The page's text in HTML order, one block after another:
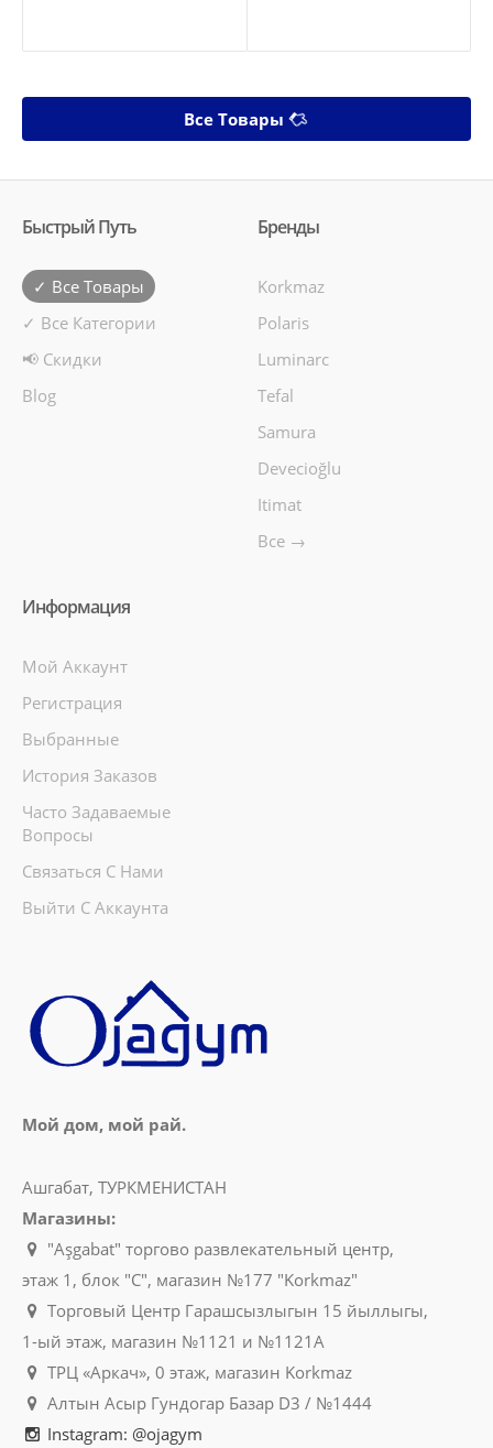
Все Товары
Быстрый Путь
✓ Все Товары
✓ Все Категории
📢 Скидки
Blog
Бренды
Korkmaz
Polaris
Luminarc
Tefal
Samura
Devecioğlu
Itimat
Все →
Информация
Мой Аккаунт
Регистрация
Выбранные
История Заказов
Часто Задаваемые
Вопросы
Связаться С Нами
Выйти С Аккаунта
Мой дом, мой рай.
Ашгабат, ТУРКМЕНИСТАН
Магазины:
"Aşgabat" торгово развлекательный центр,
этаж 1, блок "C", магазин №177 "Korkmaz"
Торговый Центр Гарашсызлыгын 15 йыллыгы,
1-ый этаж, магазин №1121 и №1121A
ТРЦ «Аркач», 0 этаж, магазин Korkmaz
Алтын Асыр Гундогар Базар D3 / №1444
Instagram: @ojagym